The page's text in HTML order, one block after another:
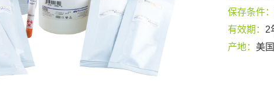
保存条件：
有效期： 2
产地： 美国